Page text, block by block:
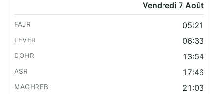
Vendredi 7 Août
05:21
06:33
13:54
17:46
21:03